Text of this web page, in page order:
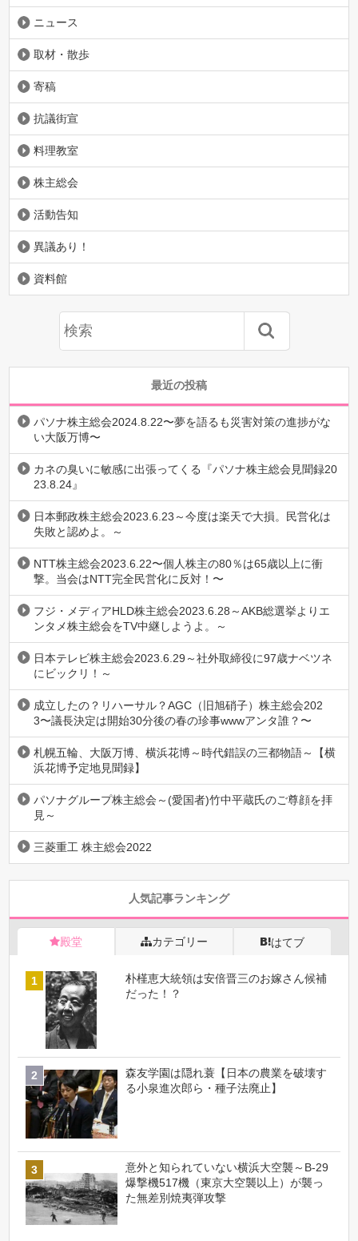
ニュース
取材・散歩
寄稿
抗議街宣
料理教室
株主総会
活動告知
異議あり！
資料館
最近の投稿
パソナ株主総会2024.8.22〜夢を語るも災害対策の進捗がな
い大阪万博〜
カネの臭いに敏感に出張ってくる『パソナ株主総会見聞録20
23.8.24』
日本郵政株主総会2023.6.23～今度は楽天で大損。民営化は
失敗と認めよ。～
NTT株主総会2023.6.22〜個人株主の80％は65歳以上に衝
撃。当会はNTT完全民営化に反対！〜
フジ・メディアHLD株主総会2023.6.28～AKB総選挙よりエ
ンタメ株主総会をTV中継しようよ。～
日本テレビ株主総会2023.6.29～社外取締役に97歳ナベツネ
にビックリ！～
成立したの？リハーサル？AGC（旧旭硝子）株主総会202
3〜議長決定は開始30分後の春の珍事wwwアンタ誰？〜
札幌五輪、大阪万博、横浜花博～時代錯誤の三都物語～【横
浜花博予定地見聞録】
パソナグループ株主総会～(愛国者)竹中平蔵氏のご尊顔を拝
見～
三菱重工 株主総会2022
人気記事ランキング
殿堂 カテゴリー はてブ
朴槿恵大統領は安倍晋三のお嫁さん候補
だった！？
森友学園は隠れ蓑【日本の農業を破壊す
る小泉進次郎ら・種子法廃止】
意外と知られていない横浜大空襲～B-29
爆撃機517機（東京大空襲以上）が襲っ
た無差別焼夷弾攻撃